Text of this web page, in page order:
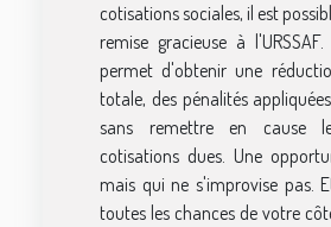
cotisations sociales, il est
remise gracieuse à
permet d'obtenir une
totale, des pénalités
sans remettre en cause
cotisations dues. Une
mais qui ne s'improvise pas.
toutes les chances de votre